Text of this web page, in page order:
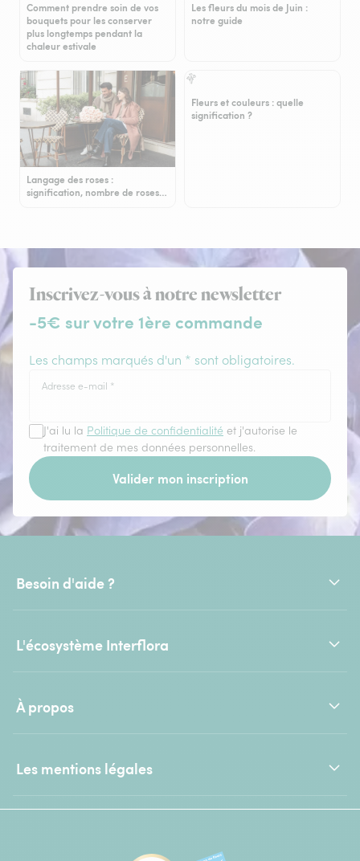
Comment prendre soin de vos
bouquets pour les conserver
plus longtemps pendant la
chaleur estivale
Les fleurs du mois de Juin :
notre guide
Langage des roses :
signification, nombre de roses…
Fleurs et couleurs : quelle
signification ?
Inscrivez-vous à notre newsletter
-5€ sur votre 1ère commande
Les champs marqués d'un * sont obligatoires.
Adresse e-mail *
J'ai lu la Politique de confidentialité et j'autorise le
traitement de mes données personnelles.
Valider mon inscription
Besoin d'aide ?
L'écosystème Interflora
À propos
Les mentions légales